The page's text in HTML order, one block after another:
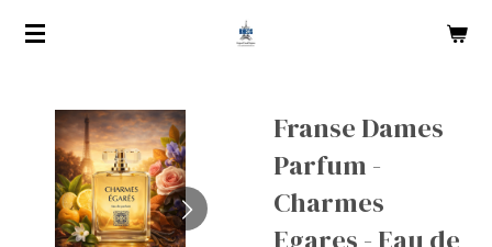
Ga
hoofdinhoud
Franse Dames
Parfum -
Charmes